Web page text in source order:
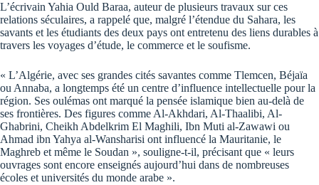
L’écrivain Yahia Ould Baraa, auteur de plusieurs travaux sur ces
relations séculaires, a rappelé que, malgré l’étendue du Sahara, les
savants et les étudiants des deux pays ont entretenu des liens durables à
travers les voyages d’étude, le commerce et le soufisme.
« L’Algérie, avec ses grandes cités savantes comme Tlemcen, Béjaïa
ou Annaba, a longtemps été un centre d’influence intellectuelle pour la
région. Ses oulémas ont marqué la pensée islamique bien au-delà de
ses frontières. Des figures comme Al-Akhdari, Al-Thaalibi, Al-
Ghabrini, Cheikh Abdelkrim El Maghili, Ibn Muti al-Zawawi ou
Ahmad ibn Yahya al-Wansharisi ont influencé la Mauritanie, le
Maghreb et même le Soudan », souligne-t-il, précisant que « leurs
ouvrages sont encore enseignés aujourd’hui dans de nombreuses
écoles et universités du monde arabe ».